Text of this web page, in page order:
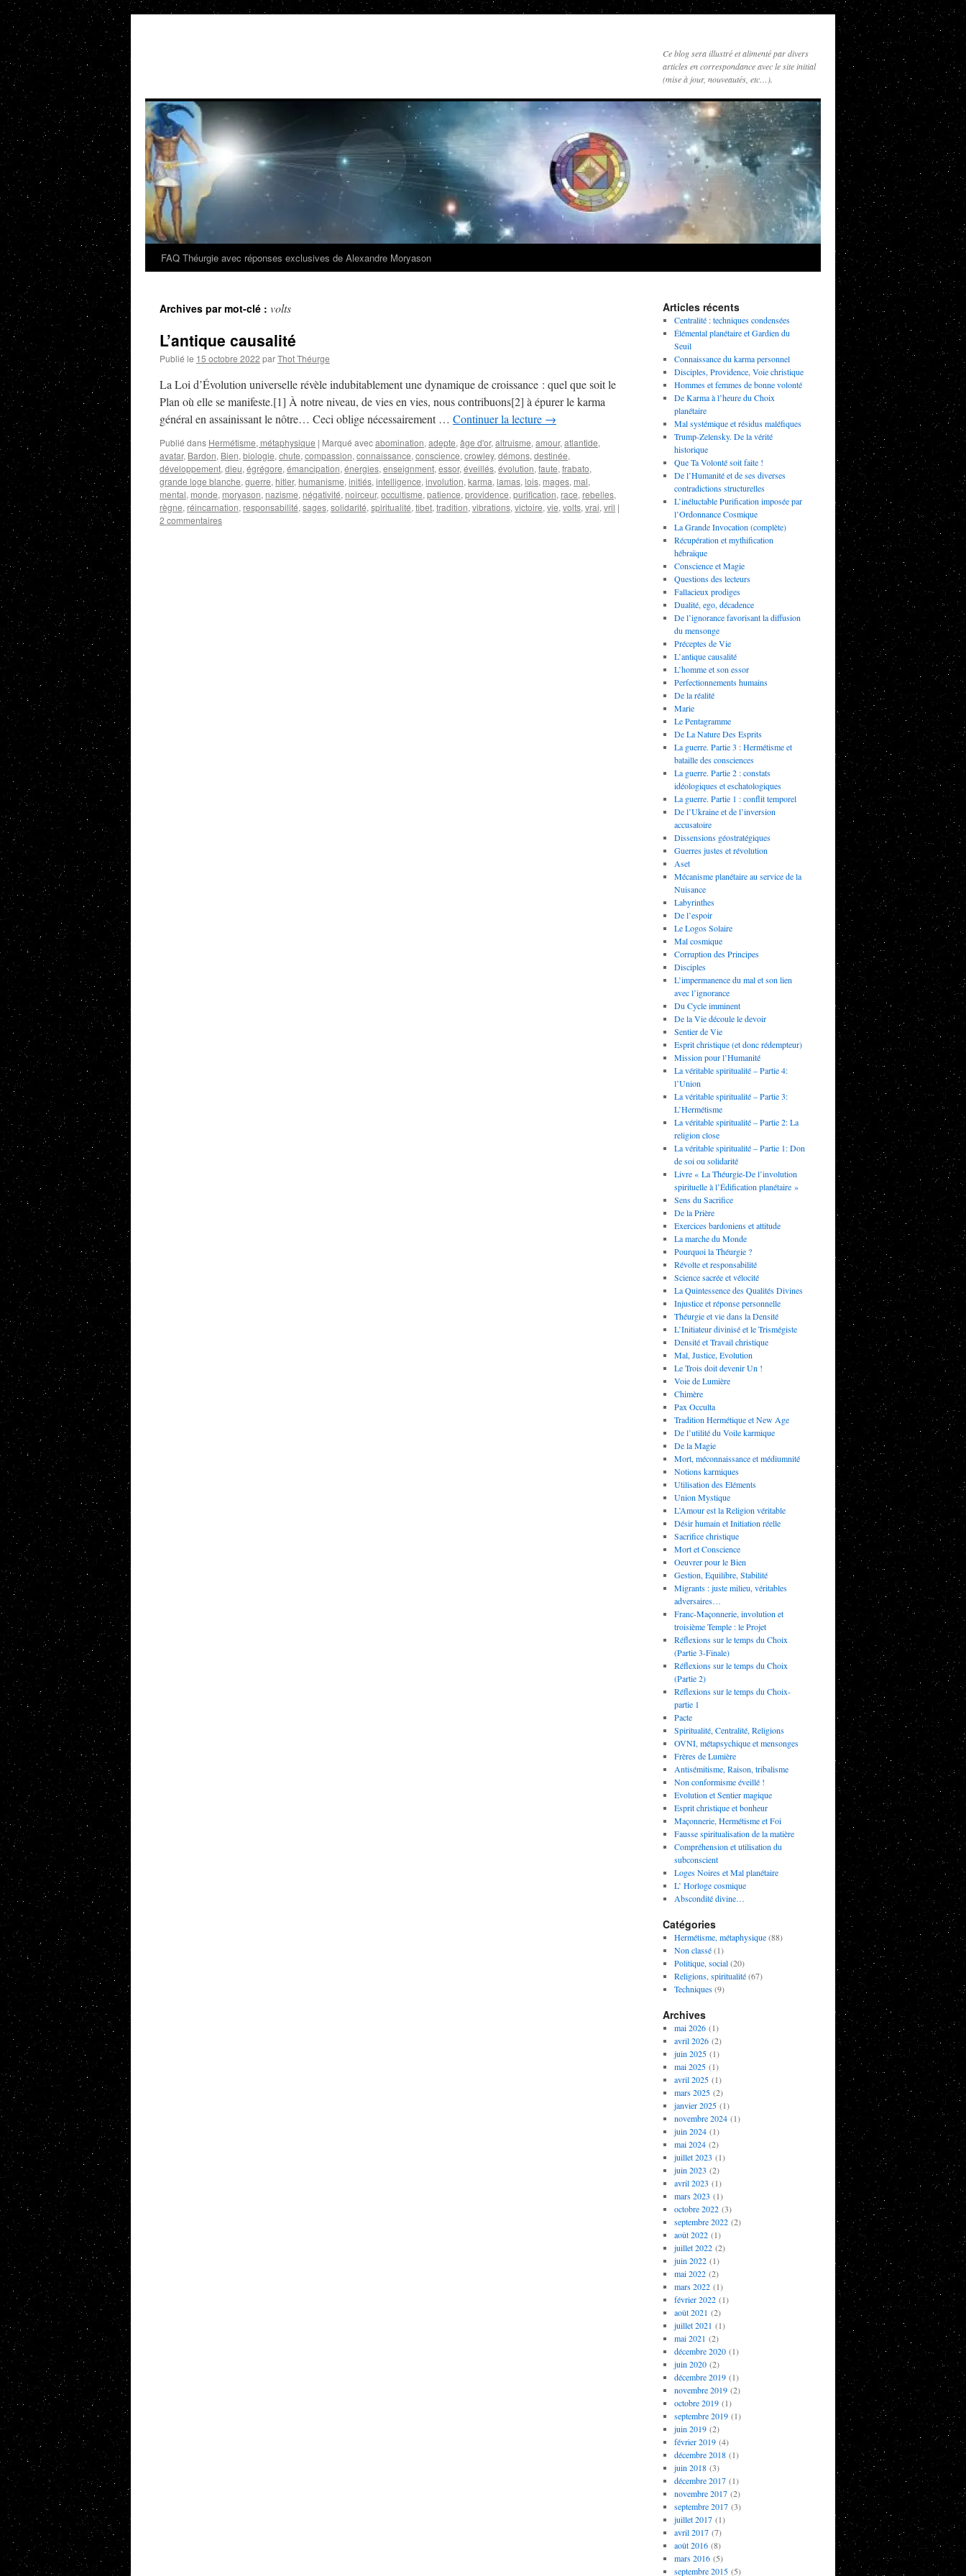
Ce blog sera illustré et alimenté par divers
articles en correspondance avec le site initial
(mise à jour, nouveautés, etc…).
FAQ Théurgie avec réponses exclusives de Alexandre Moryason
Archives par mot-clé : volts
L’antique causalité
Publié le 15 octobre 2022 parThot Théurge
La Loi d’Évolution universelle révèle indubitablement une dynamique de croissance : quel que soit le
Plan où elle se manifeste.[1] À notre niveau, de vies en vies, nous contribuons[2] à épurer le karma
général en assainissant le nôtre… Ceci oblige nécessairement … Continuer la lecture →
Publié dans Hermétisme, métaphysique | Marqué avecabomination, adepte, âge d'or, altruisme, amour, atlantide,
avatar, Bardon, Bien, biologie, chute, compassion, connaissance, conscience, crowley, démons, destinée,
développement, dieu, égrégore, émancipation, énergies, enseignment, essor, éveillés, évolution, faute, frabato,
grande loge blanche, guerre, hitler, humanisme, initiés, intelligence, involution, karma, lamas, lois, mages, mal,
mental, monde, moryason, nazisme, négativité, noirceur, occultisme, patience, providence, purification, race, rebelles,
règne, réincarnation, responsabilité, sages, solidarité, spiritualité, tibet, tradition, vibrations, victoire, vie, volts, vrai, vril |
2 commentaires
Articles récents
Centralité : techniques condensées
Élémental planétaire et Gardien du
Seuil
Connaissance du karma personnel
Disciples, Providence, Voie christique
Hommes et femmes de bonne volonté
De Karma à l’heure du Choix
planétaire
Mal systémique et résidus maléfiques
Trump-Zelensky. De la vérité
historique
Que Ta Volonté soit faite !
De l’Humanité et de ses diverses
contradictions structurelles
L’inéluctable Purification imposée par
l’Ordonnance Cosmique
La Grande Invocation (complète)
Récupération et mythification
hébraïque
Conscience et Magie
Questions des lecteurs
Fallacieux prodiges
Dualité, ego, décadence
De l’ignorance favorisant la diffusion
du mensonge
Préceptes de Vie
L’antique causalité
L’homme et son essor
Perfectionnements humains
De la réalité
Marie
Le Pentagramme
De La Nature Des Esprits
La guerre. Partie 3 : Hermétisme et
bataille des consciences
La guerre. Partie 2 : constats
idéologiques et eschatologiques
La guerre. Partie 1 : conflit temporel
De l’Ukraine et de l’inversion
accusatoire
Dissensions géostratégiques
Guerres justes et révolution
Aset
Mécanisme planétaire au service de la
Nuisance
Labyrinthes
De l’espoir
Le Logos Solaire
Mal cosmique
Corruption des Principes
Disciples
L’impermanence du mal et son lien
avec l’ignorance
Du Cycle imminent
De la Vie découle le devoir
Sentier de Vie
Esprit christique (et donc rédempteur)
Mission pour l’Humanité
La véritable spiritualité – Partie 4:
l’Union
La véritable spiritualité – Partie 3:
L’Hermétisme
La véritable spiritualité – Partie 2: La
religion close
La véritable spiritualité – Partie 1: Don
de soi ou solidarité
Livre « La Théurgie-De l’involution
spirituelle à l’Édification planétaire »
Sens du Sacrifice
De la Prière
Exercices bardoniens et attitude
La marche du Monde
Pourquoi la Théurgie ?
Révolte et responsabilité
Science sacrée et vélocité
La Quintessence des Qualités Divines
Injustice et réponse personnelle
Théurgie et vie dans la Densité
L’Initiateur divinisé et le Trismégiste
Densité et Travail christique
Mal, Justice, Evolution
Le Trois doit devenir Un !
Voie de Lumière
Chimère
Pax Occulta
Tradition Hermétique et New Age
De l’utilité du Voile karmique
De la Magie
Mort, méconnaissance et médiumnité
Notions karmiques
Utilisation des Eléments
Union Mystique
L’Amour est la Religion véritable
Désir humain et Initiation réelle
Sacrifice christique
Mort et Conscience
Oeuvrer pour le Bien
Gestion, Equilibre, Stabilité
Migrants : juste milieu, véritables
adversaires…
Franc-Maçonnerie, involution et
troisième Temple : le Projet
Réflexions sur le temps du Choix
(Partie 3-Finale)
Réflexions sur le temps du Choix
(Partie 2)
Réflexions sur le temps du Choix-
partie 1
Pacte
Spiritualité, Centralité, Religions
OVNI, métapsychique et mensonges
Frères de Lumière
Antisémitisme, Raison, tribalisme
Non conformisme éveillé !
Evolution et Sentier magique
Esprit christique et bonheur
Maçonnerie, Hermétisme et Foi
Fausse spiritualisation de la matière
Compréhension et utilisation du
subconscient
Loges Noires et Mal planétaire
L’ Horloge cosmique
Abscondité divine…
Catégories
Hermétisme, métaphysique(88)
Non classé(1)
Politique, social(20)
Religions, spiritualité(67)
Techniques(9)
Archives
mai 2026(1)
avril 2026(2)
juin 2025(1)
mai 2025(1)
avril 2025(1)
mars 2025(2)
janvier 2025(1)
novembre 2024(1)
juin 2024(1)
mai 2024(2)
juillet 2023 (1)
juin 2023 (2)
avril 2023 (1)
mars 2023 (1)
octobre 2022(3)
septembre 2022(2)
août 2022(1)
juillet 2022(2)
juin 2022(1)
mai 2022(2)
mars 2022(1)
février 2022(1)
août 2021 (2)
juillet 2021 (1)
mai 2021 (2)
décembre 2020(1)
juin 2020(2)
décembre 2019(1)
novembre 2019(2)
octobre 2019(1)
septembre 2019(1)
juin 2019(2)
février 2019(4)
décembre 2018(1)
juin 2018(3)
décembre 2017(1)
novembre 2017(2)
septembre 2017(3)
juillet 2017(1)
avril 2017(7)
août 2016(8)
mars 2016(5)
septembre 2015(5)